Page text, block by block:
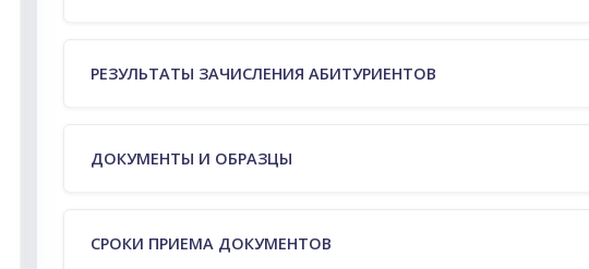
РЕЗУЛЬТАТЫ ЗАЧИСЛЕНИЯ АБИТУРИЕНТОВ
ДОКУМЕНТЫ И ОБРАЗЦЫ
СРОКИ ПРИЕМА ДОКУМЕНТОВ